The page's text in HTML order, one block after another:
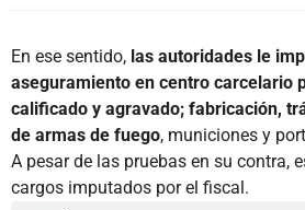
En ese sentido, las autoridades le
aseguramiento en centro carcelario
calificado y agravado; fabricación,
de armas de fuego, municiones y
A pesar de las pruebas en su contra,
cargos imputados por el fiscal.